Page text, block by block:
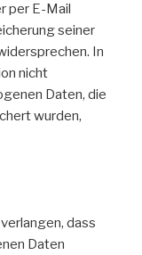
per E-Mail
seiner
In
nicht
Daten, die
wurden,
dass
Daten